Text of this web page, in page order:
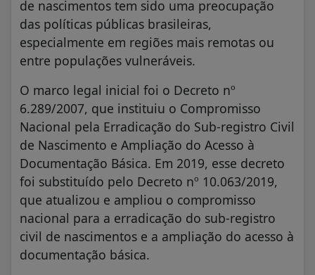
de nascimentos tem sido uma preocupação
das políticas públicas brasileiras,
especialmente em regiões mais remotas ou
entre populações vulneráveis.
O marco legal inicial foi o Decreto nº
6.289/2007, que instituiu o Compromisso
Nacional pela Erradicação do Sub-registro Civil
de Nascimento e Ampliação do Acesso à
Documentação Básica. Em 2019, esse decreto
foi substituído pelo Decreto nº 10.063/2019,
que atualizou e ampliou o compromisso
nacional para a erradicação do sub-registro
civil de nascimentos e a ampliação do acesso à
documentação básica.